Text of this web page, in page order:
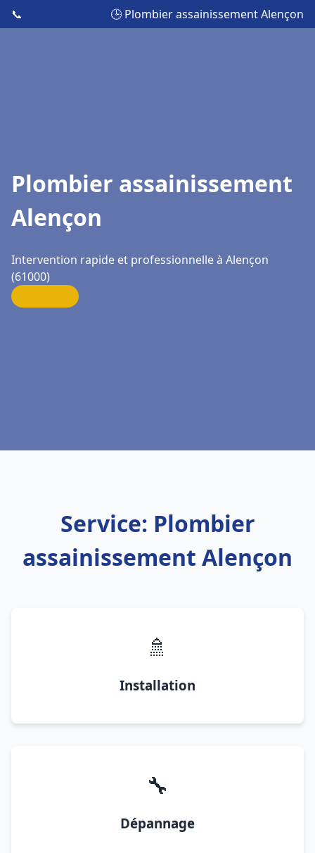
📞 🕒 Plombier assainissement Alençon
Plombier assainissement
Alençon
Intervention rapide et professionnelle à Alençon
(61000)
Service: Plombier
assainissement Alençon
🚿
Installation
🔧
Dépannage